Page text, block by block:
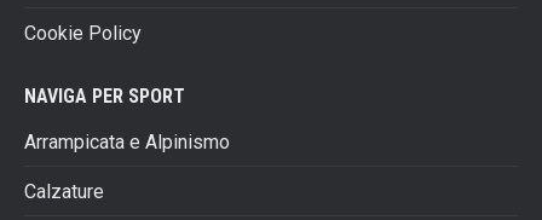
Cookie Policy
NAVIGA PER SPORT
Arrampicata e Alpinismo
Calzature